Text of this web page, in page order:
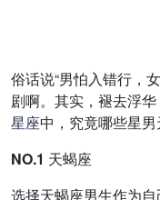
俗话说“男怕入错行，
剧啊。其实，褪去浮
星座中，究竟哪些星
NO.1 天蝎座
选择天蝎座男生作为